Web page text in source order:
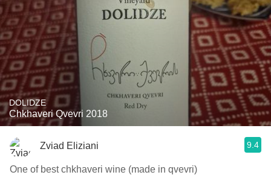
DOLIDZE
Chkhaveri Qvevri 2018
Zviad Eliziani 9.4
One of best chkhaveri wine (made in qvevri)